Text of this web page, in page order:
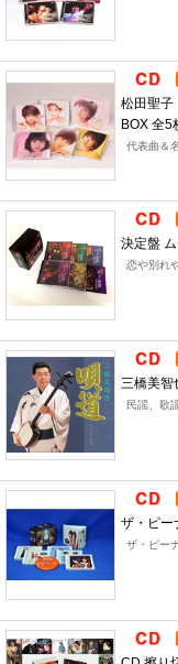
松田聖子
BOX 全5
代表曲＆
決定盤
恋や別れ
三橋美智
民謡、歌
ザ・ピー
ザ・ピー